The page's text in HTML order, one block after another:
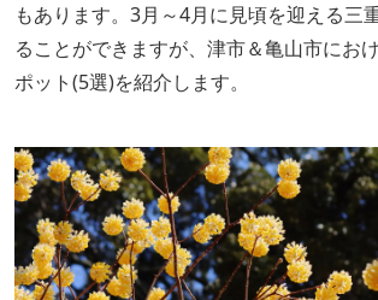
もあります。3月～4月に見頃を迎える三
ることができますが、津市＆亀山市にお
ポット(5選)を紹介します。